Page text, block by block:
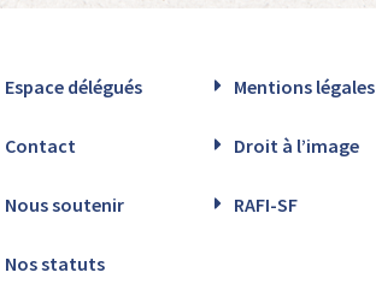
Espace délégués Mentions légales
Contact Droit à l’image
Nous soutenir RAFI-SF
Nos statuts